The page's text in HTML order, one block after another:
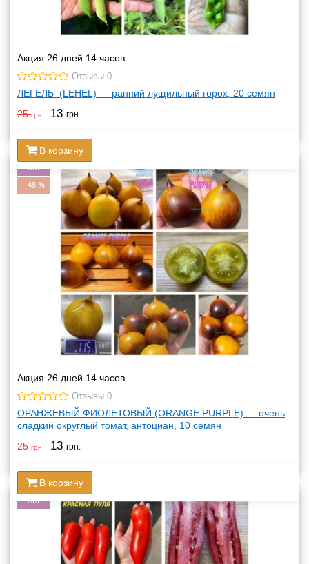
Акция 26 дней 14 часов
Отзывы 0
ЛЕГЕЛЬ (LEHEL) — ранний лущильный горох, 20 семян
25грн. 13 грн.
В корзину
Хит
-48%
Акция 26 дней 14 часов
Отзывы 0
ОРАНЖЕВЫЙ ФИОЛЕТОВЫЙ (ORANGE PURPLE) — очень
сладкий округлый томат, антоциан, 10 семян
25грн. 13 грн.
В корзину
Хит